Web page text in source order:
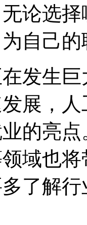
论选
自己
发生
展，
的亮
域也
了解